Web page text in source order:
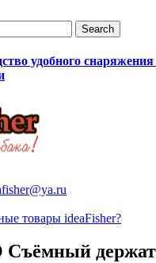
удобного
товары ideaFisher?
Съёмный